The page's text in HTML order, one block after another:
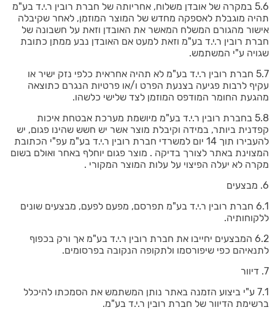
5.6 במקרה של אובדן משלוח, אחריותה של חברת רובין ר.י.ד בע"מ
תהיה מוגבלת לאספקה מחדש של המוצר המוזמן, לאחר שקיבלה
אישור מהגורם המשלח המאשר את האובדן וזאת על חשבונה של
חברת רובין ר.י.ד בע"מ וזאת למעט אם האובדן נבע ממתן כתובת
שגויה ע"י המשתמש.
5.7 חברת רובין ר.י.ד בע"מ לא תהיה אחראית כלפי נזק ישיר או
עקיף לרבות פגיעה בצנעת הפרט ו/או פרטיות הנגרם כתוצאה
מהגעת החומר המודפס המוזמן לצד שלישי כלשהו.
5.8 בחברת רובין ר.י.ד בע"מ מיושמת מערכת אבטחת איכות
קפדנית ביותר, במידה וקיבלת מוצר אשר יש חשש שהינו פגום, יש
להעבירו תוך 14 יום למשרדי חברת רובין ר.י.ד בע"מ עפ"י הכתובת
המצוינת באתר לצורך בדיקה . מוצר פגום יוחלף באחר ואולם בשום
מקרה לא יעלה הפיצוי על עלות המוצר המקורי .
6. מבצעים
6.1 חברת רובין ר.י.ד בע"מ תפרסם, מפעם לפעם, מבצעים שונים
ללקוחותיה.
6.2 המבצעים יחייבו את חברת רובין ר.י.ד בע"מ אך ורק בכפוף
לתנאיהם כפי שיפורסמו ולתקופה הנקובה בפרסומים.
7. דיוור
7.1 ע"י ביצוע הזמנה באתר נותן המשתמש את הסמכתו להיכלל
ברשימת הדיוור של חברת רובין ר.י.ד בע"מ.